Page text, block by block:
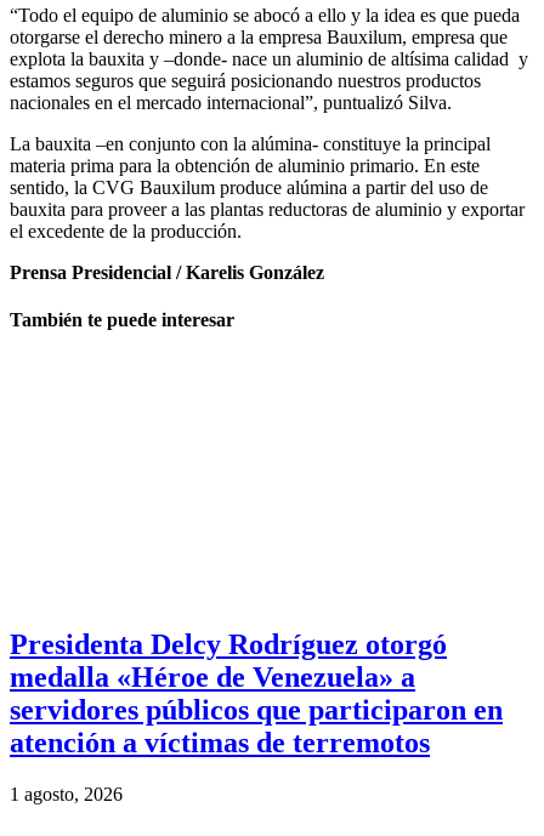
“Todo el equipo de aluminio se abocó a ello y la idea es que pueda
otorgarse el derecho minero a la empresa Bauxilum, empresa que
explota la bauxita y –donde- nace un aluminio de altísima calidad y
estamos seguros que seguirá posicionando nuestros productos
nacionales en el mercado internacional”, puntualizó Silva.
La bauxita –en conjunto con la alúmina- constituye la principal
materia prima para la obtención de aluminio primario. En este
sentido, la CVG Bauxilum produce alúmina a partir del uso de
bauxita para proveer a las plantas reductoras de aluminio y exportar
el excedente de la producción.
Prensa Presidencial / Karelis González
También te puede interesar
Presidenta Delcy Rodríguez otorgó
medalla «Héroe de Venezuela» a
servidores públicos que participaron en
atención a víctimas de terremotos
1 agosto, 2026